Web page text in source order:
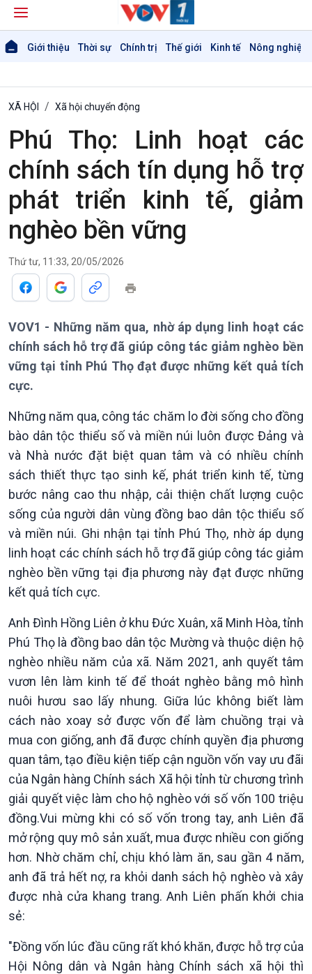
Giới thiệu Thời sự Chính trị Thế giới Kinh tế Nông nghiệp
Giới thiệu
Thời sự
Thời sự 6h
Thời sự 12h
Thời sự 18h
Thời sự 21h30
Bản tin
Chuyên mục
Theo dòng Thời sự
Chính trị
Tin Chính trị
Chính phủ với người dân
Quốc hội với cử tri
Xây dựng đảng
Đảng trong cuộc sống
Pháp luật và đời sống
Thế giới
Tin thế giới
Vấn đề quốc tế
Hồ sơ sự kiện quốc tế
Thế giới & Việt Nam
XÃ HỘI Xã hội chuyển động
Phú Thọ: Linh hoạt các
chính sách tín dụng hỗ trợ
phát triển kinh tế, giảm
nghèo bền vững
Thứ tư, 11:33, 20/05/2026
VOV1 - Những năm qua, nhờ áp dụng linh hoạt các
chính sách hỗ trợ đã giúp công tác giảm nghèo bền
vững tại tỉnh Phú Thọ đạt được những kết quả tích
cực.
Những năm qua, công tác chăm lo đời sống cho đồng
bào dân tộc thiểu số và miền núi luôn được Đảng và
và Nhà nước đặt biệt quan tâm và có nhiều chính
sách thiết thực tạo sinh kế, phát triển kinh tế, từng
bước nâng cao thu nhập, cải thiện chất lượng cuộc
sống của người dân vùng đồng bao dân tộc thiểu số
và miền núi. Ghi nhận tại tỉnh Phú Thọ, nhờ áp dụng
linh hoạt các chính sách hỗ trợ đã giúp công tác giảm
nghèo bền vững tại địa phương này đạt được những
kết quả tích cực.
Anh Đình Hồng Liên ở khu Đức Xuân, xã Minh Hòa, tỉnh
Phú Thọ là đồng bao dân tộc Mường và thuộc diện hộ
nghèo nhiều năm của xã. Năm 2021, anh quyết tâm
vươn lên làm kinh tế để thoát nghèo bằng mô hình
nuôi hươu sao lấy nhung. Giữa lúc không biết làm
cách nào xoay sở được vốn để làm chuồng trại và
mua con giống, anh đã được chính quyền địa phương
quan tâm, tạo điều kiện tiếp cận nguồn vốn vay ưu đãi
của Ngân hàng Chính sách Xã hội tỉnh từ chương trình
giải quyết việc làm cho hộ nghèo với số vốn 100 triệu
đồng.Vui mừng khi có số vốn trong tay, anh Liên đã
mở rộng quy mô sản xuất, mua được nhiều con giống
hơn. Nhờ chăm chỉ, chịu khó làm ăn, sau gần 4 năm,
anh đã trả hết nợ, ra khỏi danh sách hộ nghèo và xây
được nhà cửa khang trang. Anh Liên phấn khởi chia
sẻ:
"Đồng vốn lúc đầu cũng rất khó khăn, được hỗ trợ của
Hội Nông dân và Ngân hàng Chính sách xã hội thì